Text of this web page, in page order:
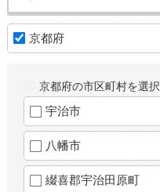
京都府
京都府の市区町村を選択
宇治市
八幡市
綴喜郡宇治田原町